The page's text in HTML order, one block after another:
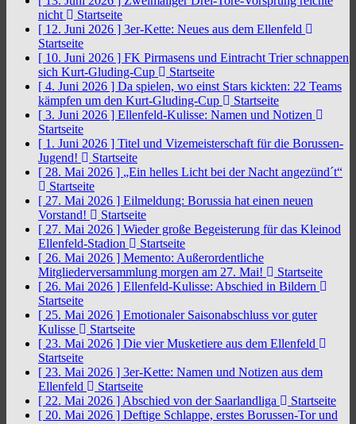
nicht
Startseite
[ 12. Juni 2026 ] 3er-Kette: Neues aus dem Ellenfeld
Startseite
[ 10. Juni 2026 ] FK Pirmasens und Eintracht Trier schnappen
sich Kurt-Gluding-Cup
Startseite
[ 4. Juni 2026 ] Da spielen, wo einst Stars kickten: 22 Teams
kämpfen um den Kurt-Gluding-Cup
Startseite
[ 3. Juni 2026 ] Ellenfeld-Kulisse: Namen und Notizen
Startseite
[ 1. Juni 2026 ] Titel und Vizemeisterschaft für die Borussen-
Jugend!
Startseite
[ 28. Mai 2026 ] „Ein helles Licht bei der Nacht angezünd´t“
Startseite
[ 27. Mai 2026 ] Eilmeldung: Borussia hat einen neuen
Vorstand!
Startseite
[ 27. Mai 2026 ] Wieder große Begeisterung für das Kleinod
Ellenfeld-Stadion
Startseite
[ 26. Mai 2026 ] Memento: Außerordentliche
Mitgliederversammlung morgen am 27. Mai!
Startseite
[ 26. Mai 2026 ] Ellenfeld-Kulisse: Abschied in Bildern
Startseite
[ 25. Mai 2026 ] Emotionaler Saisonabschluss vor guter
Kulisse
Startseite
[ 23. Mai 2026 ] Die vier Musketiere aus dem Ellenfeld
Startseite
[ 23. Mai 2026 ] 3er-Kette: Namen und Notizen aus dem
Ellenfeld
Startseite
[ 22. Mai 2026 ] Abschied von der Saarlandliga
Startseite
[ 20. Mai 2026 ] Deftige Schlappe, erstes Borussen-Tor und